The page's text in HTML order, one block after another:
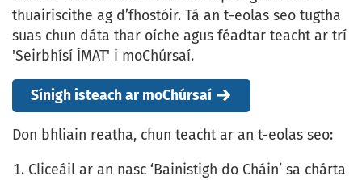
thuairiscithe ag d’fhostóir. Tá an t-eolas seo tugtha
suas chun dáta thar oíche agus féadtar teacht ar trí
'Seirbhísí ÍMAT' i moChúrsaí.
Sínigh isteach ar moChúrsaí
Don bhliain reatha, chun teacht ar an t-eolas seo:
Cliceáil ar an nasc ‘Bainistigh do Cháin’ sa chárta